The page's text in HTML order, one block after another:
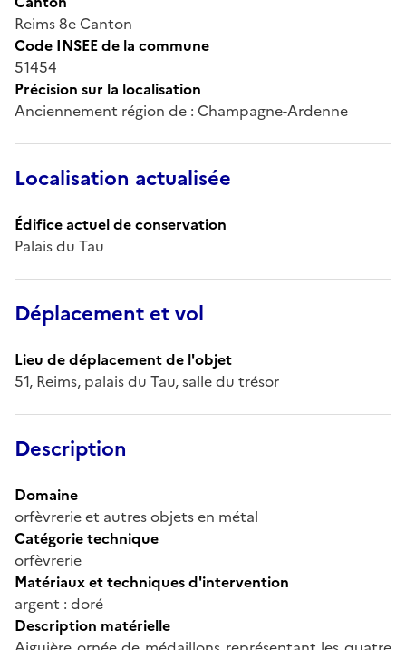
Reims 8e Canton
Code INSEE de la commune
51454
Précision sur la localisation
Anciennement région de : Champagne-Ardenne
Localisation actualisée
Édifice actuel de conservation
Palais du Tau
Déplacement et vol
Lieu de déplacement de l'objet
51, Reims, palais du Tau, salle du trésor
Description
Domaine
orfèvrerie et autres objets en métal
Catégorie technique
orfèvrerie
Matériaux et techniques d'intervention
argent : doré
Description matérielle